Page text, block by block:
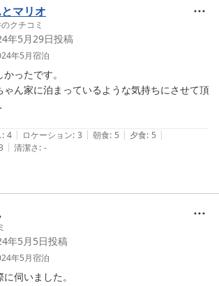
、こちらからの問い掛けに、いろいろ話していた
間を過ごすことができた感じです。
になりました。
マリオ
クチコミ
年5月29日投稿
年5月宿泊
ったです。
ゃん家に泊まっているような気持ちにさせて頂
ない人にはちょっと不便かも知れません。
たが6畳くらいはありました。
広さです。
麗です。
: 4 | ロケーション: 3 | 朝食: 5 | 夕食: 5 |
| 清潔さ: -
年5月5日投稿
年5月宿泊
伺いました。